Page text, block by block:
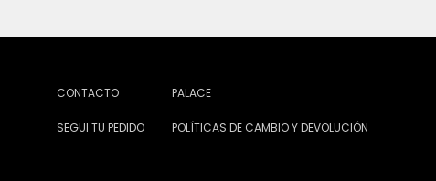
CONTACTO PALACE
SEGUI TU PEDIDO POLÍTICAS DE CAMBIO Y DEVOLUCIÓN